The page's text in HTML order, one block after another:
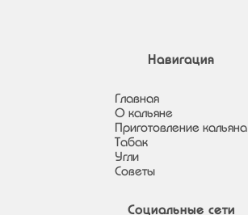
Навигация
Главная
О кальяне
Приготовление кальяна
Табак
Угли
Советы
Социальные сети